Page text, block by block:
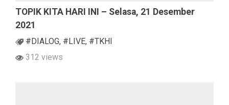
TOPIK KITA HARI INI – Selasa, 21 Desember
2021
#DIALOG, #LIVE, #TKHI
312 views